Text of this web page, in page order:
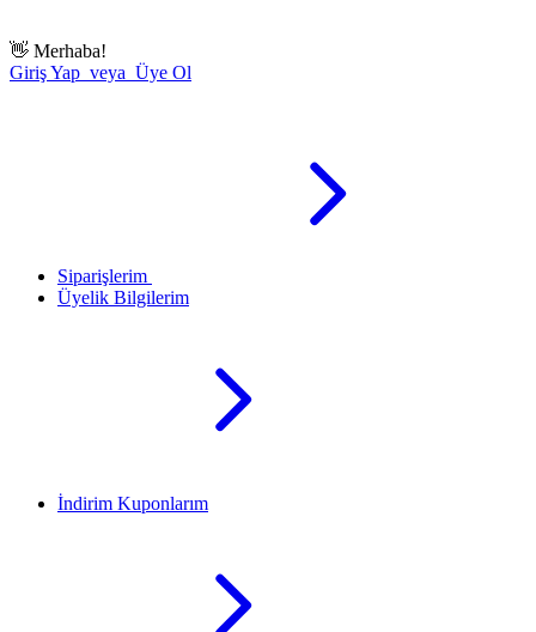
👋 Merhaba!
Giriş Yap veya Üye Ol
Siparişlerim
Üyelik Bilgilerim
İndirim Kuponlarım